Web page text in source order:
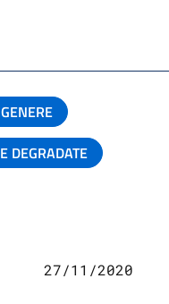
DEGRADATE
27/11/2020